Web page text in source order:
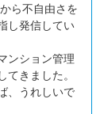
ら不自由さを
し発信してい
ンション管理
てきました。
、うれしいで